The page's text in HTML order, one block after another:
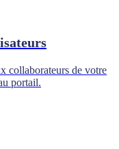
collaborateurs de votre
portail.